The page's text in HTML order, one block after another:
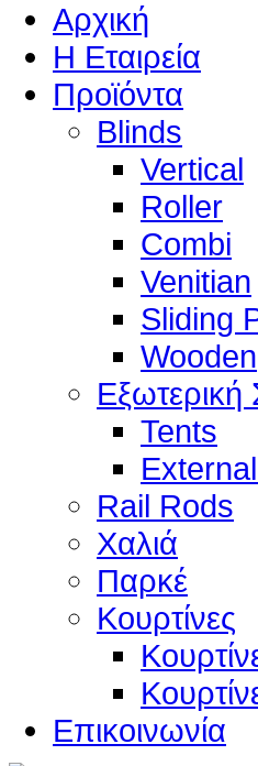
Αρχική
Η Εταιρεία
Προϊόντα
Blinds
Vertical
Roller
Combi
Venitian
Sliding
Wooden
Εξωτερική
Tents
Rail Rods
Χαλιά
Παρκέ
Κουρτίνες
Επικοινωνία